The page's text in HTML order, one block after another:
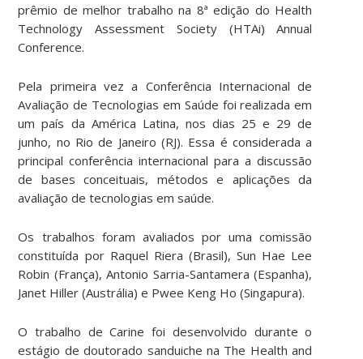
prêmio de melhor trabalho na 8ª edição do Health
Technology Assessment Society (HTAi) Annual
Conference.
Pela primeira vez a Conferência Internacional de
Avaliação de Tecnologias em Saúde foi realizada em
um país da América Latina, nos dias 25 e 29 de
junho, no Rio de Janeiro (RJ). Essa é considerada a
principal conferência internacional para a discussão
de bases conceituais, métodos e aplicações da
avaliação de tecnologias em saúde.
Os trabalhos foram avaliados por uma comissão
constituída por Raquel Riera (Brasil), Sun Hae Lee
Robin (França), Antonio Sarria-Santamera (Espanha),
Janet Hiller (Austrália) e Pwee Keng Ho (Singapura).
O trabalho de Carine foi desenvolvido durante o
estágio de doutorado sanduiche na The Health and